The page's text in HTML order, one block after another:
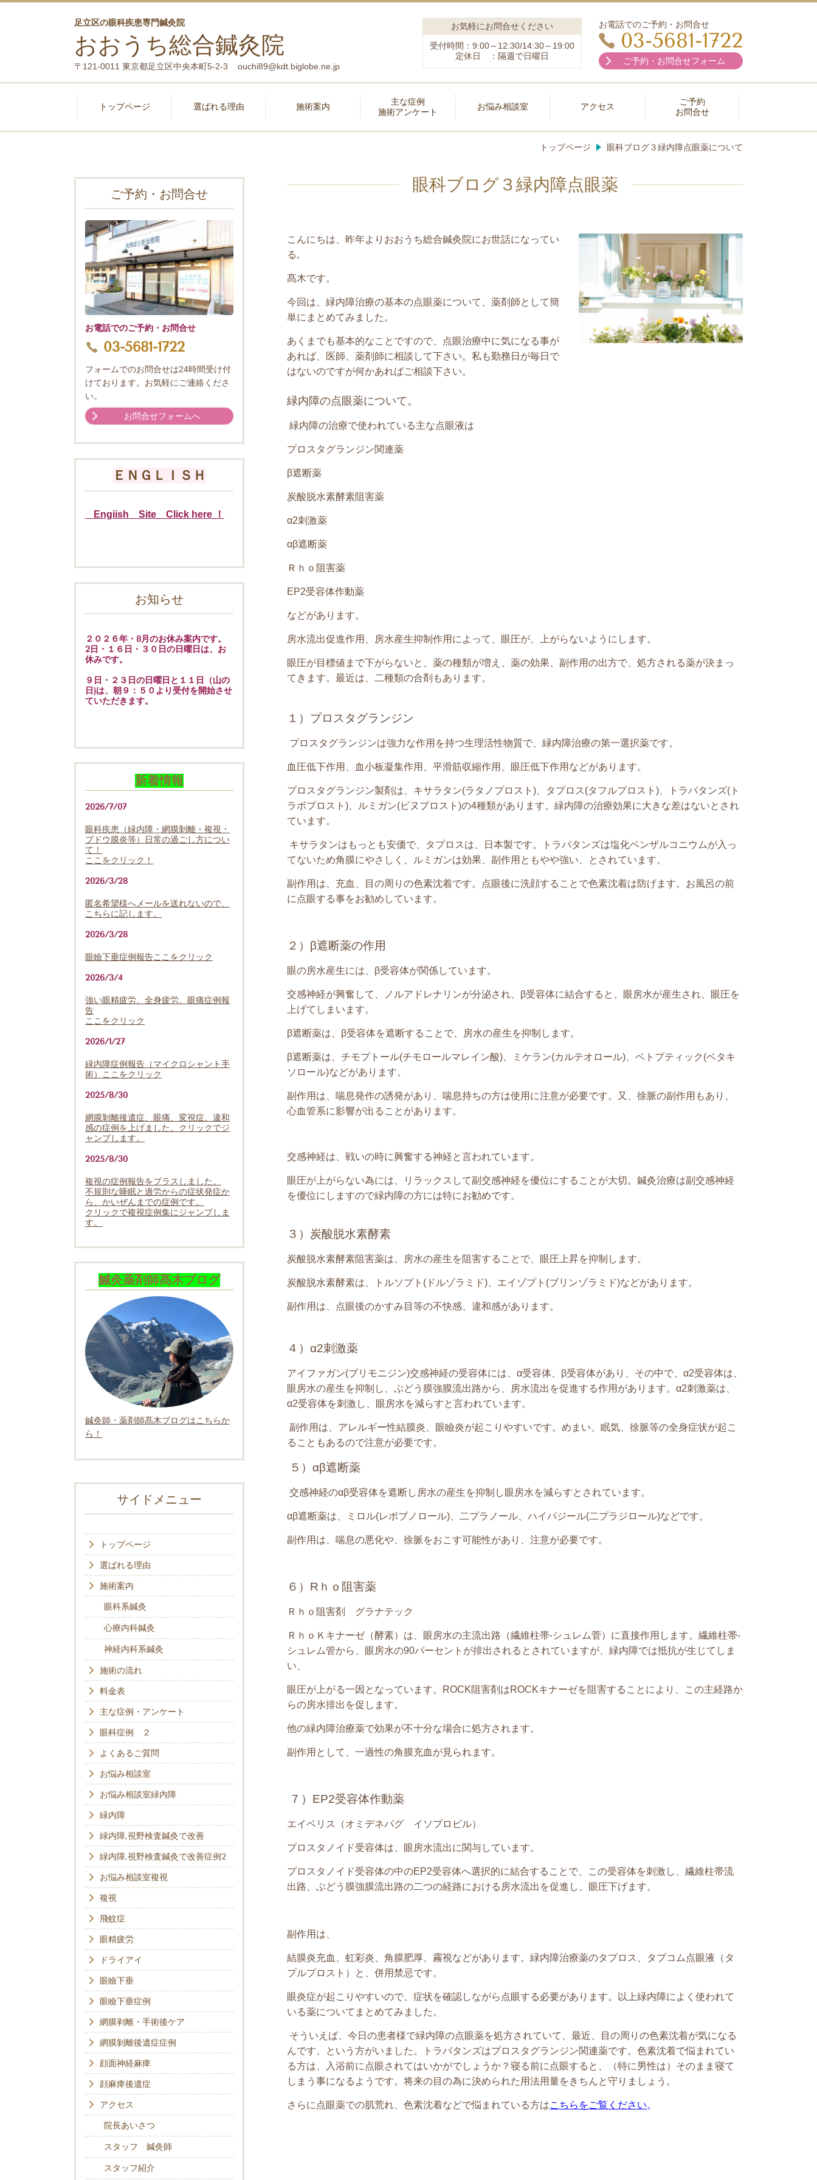
足立区の眼科疾患専門鍼灸院
おおうち総合鍼灸院
〒121-0011 東京都足立区中央本町5-2-3 ouchi89@kdt.biglobe.ne.jp
お気軽にお問合せください
受付時間：9:00～12:30/14:30～19:00
定休日 ：隔週で日曜日
お電話でのご予約・お問合せ
03-5681-1722
ご予約・お問合せフォーム
トップページ 選ばれる理由 施術案内
主な症例
施術アンケート
お悩み相談室 アクセス
ご予約
お問合せ
トップページ 眼科ブログ３緑内障点眼薬について
眼科ブログ３緑内障点眼薬
こんにちは、昨年よりおおうち総合鍼灸院にお世話になってい
る,
髙木です。
今回は、緑内障治療の基本の点眼薬について、薬剤師として簡
単にまとめてみました。
あくまでも基本的なことですので、点眼治療中に気になる事が
あれば、医師、薬剤師に相談して下さい。私も勤務日が毎日で
はないのですが何かあればご相談下さい。
緑内障の点眼薬について。
緑内障の治療で使われている主な点眼液は
プロスタグランジン関連薬
β遮断薬
炭酸脱水素酵素阻害薬
α2刺激薬
αβ遮断薬
Ｒｈｏ阻害薬
EP2受容体作動薬
などがあります。
房水流出促進作用、房水産生抑制作用によって、眼圧が、上がらないようにします。
眼圧が目標値まで下がらないと、薬の種類が増え、薬の効果、副作用の出方で、処方される薬が決まっ
てきます。最近は、二種類の合剤もあります。
１）プロスタグランジン
プロスタグランジンは強力な作用を持つ生理活性物質で、緑内障治療の第一選択薬です。
血圧低下作用、血小板凝集作用、平滑筋収縮作用、眼圧低下作用などがあります。
プロスタグランジン製剤は、キサラタン(ラタノプロスト)、タプロス(タフルプロスト)、トラバタンズ(ト
ラボプロスト)、ルミガン(ビヌプロスト)の4種類があります。緑内障の治療効果に大きな差はないとされ
ています。
キサラタンはもっとも安価で、タプロスは、日本製です。トラバタンズは塩化ベンザルコニウムが入っ
てないため角膜にやさしく、ルミガンは効果、副作用ともやや強い、とされています。
副作用は、充血、目の周りの色素沈着です。点眼後に洗顔することで色素沈着は防げます。お風呂の前
に点眼する事をお勧めしています。
２）β遮断薬の作用
眼の房水産生には、β受容体が関係しています。
交感神経が興奮して、ノルアドレナリンが分泌され、β受容体に結合すると、眼房水が産生され、眼圧を
上げてしまいます。
β遮断薬は、β受容体を遮断することで、房水の産生を抑制します。
β遮断薬は、チモプトール(チモロールマレイン酸) 、ミケラン(カルテオロール) 、ベトプティック (ベタキ
ソロール)などがあります。
副作用は、喘息発作の誘発があり、喘息持ちの方は使用に注意が必要です。又、徐脈の副作用もあり、
心血管系に影響が出ることがあります。
交感神経は、戦いの時に興奮する神経と言われています。
眼圧が上がらない為には、リラックスして副交感神経を優位にすることが大切。鍼灸治療は副交感神経
を優位にしますので緑内障の方には特にお勧めです。
３）炭酸脱水素酵素
炭酸脱水素酵素阻害薬は、房水の産生を阻害することで、眼圧上昇を抑制します。
炭酸脱水素酵素は、トルソプト ( ドルゾラミド) 、エイゾプト (ブリンゾラミド)などがあります。
副作用は、点眼後のかすみ目等の不快感、違和感があります。
４）α2刺激薬
アイファガン(ブリモニジン)交感神経の受容体には、α受容体、β受容体があり、その中で、α2受容体は、
眼房水の産生を抑制し、ぶどう膜強膜流出路から、房水流出を促進する作用があります。α2刺激薬は、
α2受容体を刺激し、眼房水を減らすと言われています。
副作用は、アレルギー性結膜炎、眼瞼炎が起こりやすいです。めまい、眠気、徐脈等の全身症状が起こ
ることもあるので注意が必要です。
５）αβ遮断薬
交感神経のαβ受容体を遮断し房水の産生を抑制し眼房水を減らすとされています。
αβ遮断薬は、ミロル(レボブノロール) 、二プラノール、ハイパジール(二プラジロール)などです。
副作用は、喘息の悪化や、徐脈をおこす可能性があり、注意が必要です。
６） R ｈｏ阻害薬
Ｒｈｏ阻害剤 グラナテック
ＲｈｏＫキナーゼ（酵素）は、眼房水の主流出路（繊維柱帯-シュレム菅）に直接作用します。繊維柱帯-
シュレム管から、眼房水の90パーセントが排出されるとされていますが、緑内障では抵抗が生じてしま
い、
眼圧が上がる一因となっています。 ROCK阻害剤はROCKキナーゼを阻害することにより、この主経路か
らの房水排出を促します。
他の緑内障治療薬で効果が不十分な場合に処方されます。
副作用として、一過性の角膜充血が見られます。
７） EP2受容体作動薬
エイベリス（オミデネパグ イソプロピル）
プロスタノイド受容体は、眼房水流出に関与しています。
プロスタノイド受容体の中のEP2受容体へ選択的に結合することで、この受容体を刺激し、繊維柱帯流
出路、ぶどう膜強膜流出路の二つの経路における房水流出を促進し、眼圧下げます。
副作用は、
結膜炎充血、虹彩炎、角膜肥厚、霧視などがあります。 緑内障治療薬のタプロス、タプコム点眼液（タ
プルプロスト）と、併用禁忌です。
眼炎症が起こりやすいので、症状を確認しながら点眼する必要があります。
以上緑内障によく使われて
いる薬についてまとめてみました。
そういえば、今日の患者様で緑内障の点眼薬を処方されていて、最近、目の周りの色素沈着が気になる
んです、という方がいました。トラバタンズはプロスタグランジン関連薬です。色素沈着で悩まれてい
る方は、入浴前に点眼されてはいかがでしょうか？寝る前に点眼すると、（特に男性は）そのまま寝て
しまう事になるようです。将来の目の為に決められた用法用量をきちんと守りましょう。
さらに点眼薬での肌荒れ、色素沈着などで悩まれている方はこちらをご覧ください。
ご予約・お問合せ
お電話でのご予約・お問合せ
03-5681-1722
フォームでのお問合せは24時間受け付
けております。お気軽にご連絡くださ
い。
お問合せフォームへ
ＥＮＧＬＩＳＨ
Engiish Site Click here ！
お知らせ
２０２６年・8月のお休み案内です。
2日・１６日・３０日の日曜日は、お
休みです。
９日・２３日の日曜日と１１日（山の
日)は、朝９：５０より受付を開始させ
ていただきます。
新着情報
2026/7/07
眼科疾患（緑内障・網膜剝離・複視・
ブドウ膜炎等）日常の過ごし方につい
て！
ここをクリック！
2026/3/28
匿名希望様へメールを送れないので、
こちらに記します。
2026/3/28
眼瞼下垂症例報告ここをクリック
2026/3/4
強い眼精疲労、全身疲労、眼痛症例報
告
ここをクリック
2026/1/27
緑内障症例報告（マイクロシャント手
術）ここをクリック
2025/8/30
網膜剝離後遺症、眼痛、変視症、違和
感の症例を上げました。クリックでジ
ャンプします。
2025/8/30
複視の症例報告をプラスしました。
不規則な睡眠と過労からの症状発症か
ら、かいぜんまでの症例です。
クリックで複視症例集にジャンプしま
す。
鍼灸薬剤師髙木ブログ
鍼灸師・薬剤師髙木ブログはこちらか
ら！
サイドメニュー
トップページ
選ばれる理由
施術案内
眼科系鍼灸
心療内科鍼灸
神経内科系鍼灸
施術の流れ
料金表
主な症例・アンケート
眼科症例 ２
よくあるご質問
お悩み相談室
お悩み相談室緑内障
緑内障
緑内障,視野検査鍼灸で改善
緑内障,視野検査鍼灸で改善症例2
お悩み相談室複視
複視
飛蚊症
眼精疲労
ドライアイ
眼瞼下垂
眼瞼下垂症例
網膜剥離・手術後ケア
網膜剝離後遺症症例
顔面神経麻痺
顔麻痺後遺症
アクセス
院長あいさつ
スタッフ 鍼灸師
スタッフ紹介